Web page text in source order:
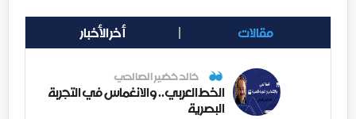
مقالات أخر الأخبار
خالد خضير الصالحي
الخط العربي.. والانغماس في التجربة
البصرية